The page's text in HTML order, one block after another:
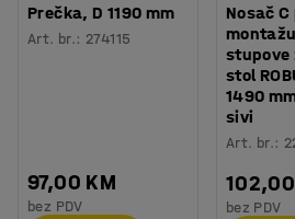
Prečka, D 1190 mm
Art. br.: 274115
97,00 KM
bez PDV
Nosač
stupove
stol
1490
sivi
Art. br.:
bez PDV